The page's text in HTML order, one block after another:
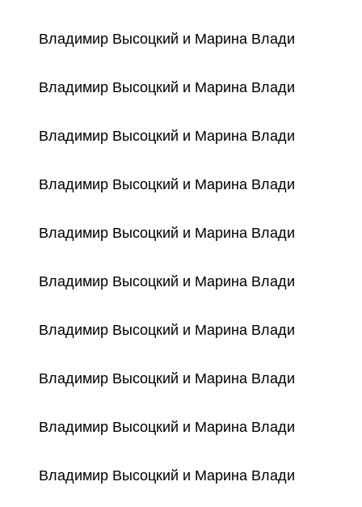
Владимир Высоцкий и Марина Влади
Владимир Высоцкий и Марина Влади
Владимир Высоцкий и Марина Влади
Владимир Высоцкий и Марина Влади
Владимир Высоцкий и Марина Влади
Владимир Высоцкий и Марина Влади
Владимир Высоцкий и Марина Влади
Владимир Высоцкий и Марина Влади
Владимир Высоцкий и Марина Влади
Владимир Высоцкий и Марина Влади